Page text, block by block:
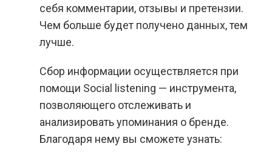
себя комментарии, отзывы и претензии.
Чем больше будет получено данных, тем
лучше.
Сбор информации осуществляется при
помощи Social listening — инструмента,
позволяющего отслеживать и
анализировать упоминания о бренде.
Благодаря нему вы сможете узнать: